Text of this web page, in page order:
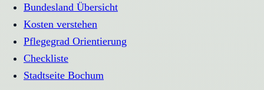
Bundesland Übersicht
Kosten verstehen
Pflegegrad Orientierung
Checkliste
Stadtseite Bochum